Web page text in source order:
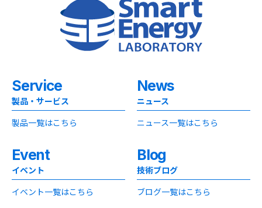
Service
製品・サービス
製品一覧はこちら
News
ニュース
ニュース一覧はこちら
Event
イベント
イベント一覧はこちら
Blog
技術ブログ
ブログ一覧はこちら